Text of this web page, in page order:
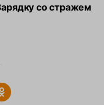
со стражем